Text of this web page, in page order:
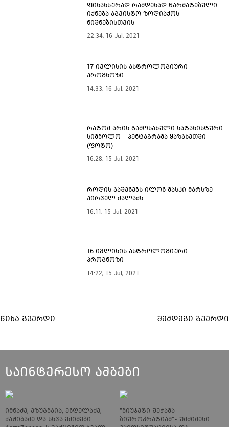
ფინანსურად რამდენად წარმატებული
იქნება აგვისტო ზოდიაქოს
ნიშნებისთვის
22:34, 16 Jul, 2021
17 ივლისის ასტროლოგიური
პროგნოზი
14:33, 16 Jul, 2021
რატომ არის გამოსახული სატანისტური
სიმბოლო - პენტაგრამა ყაზახეთში
(ფოტო)
16:28, 15 Jul, 2021
როდის ააშენებს ილონ მასკი მარსზე
პირველ ქალაქს
16:11, 15 Jul, 2021
16 ივლისის ასტროლოგიური
პროგნოზი
14:22, 15 Jul, 2021
წინა გვერდი შემდეგი გვერდი
საინტერესო ამბები
იმნაძე, ეზუგბაია, ენდელაძე,
ქაშიბაძე და სხვა ექიმები
"ბიუჯეტი შეჭამა
ბიუროკრატიამ"- უმძიმესი